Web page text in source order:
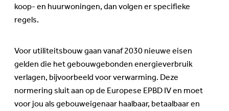
koop- en huurwoningen, dan volgen er specifieke
regels.
Voor utiliteitsbouw gaan vanaf 2030 nieuwe eisen
gelden die het gebouwgebonden energieverbruik
verlagen, bijvoorbeeld voor verwarming. Deze
normering sluit aan op de Europese EPBD IV en moet
voor jou als gebouweigenaar haalbaar, betaalbaar en